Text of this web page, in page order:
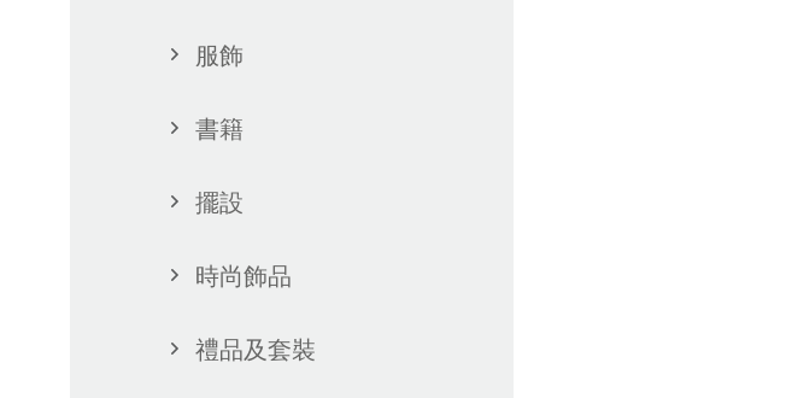
服飾
書籍
擺設
時尚飾品
禮品及套裝